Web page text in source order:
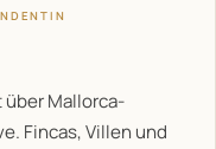
Mallorca-
Fincas, Villen und